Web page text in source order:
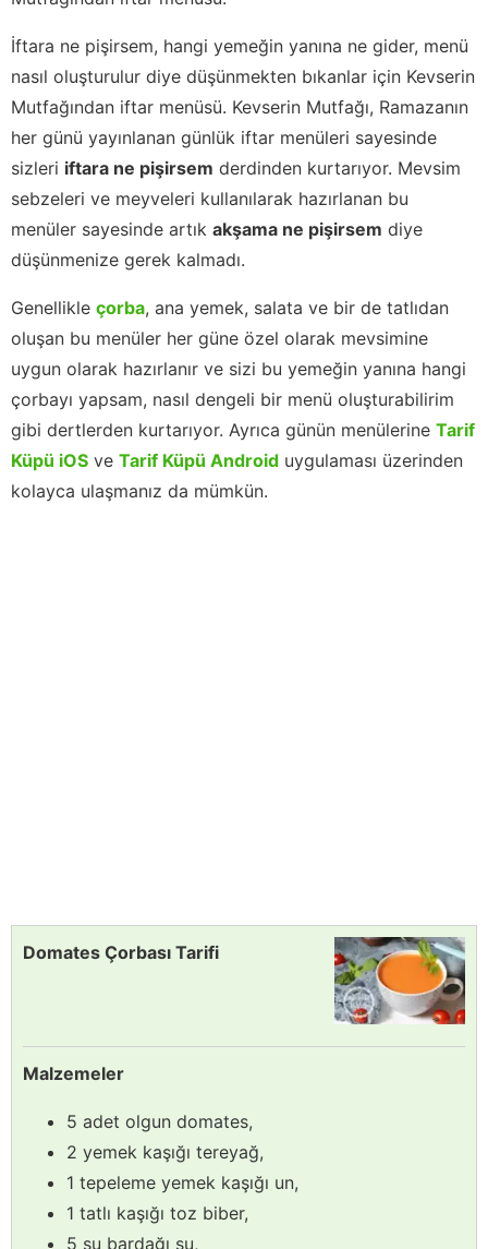
İftara ne pişirsem, hangi yemeğin yanına ne gider, menü
nasıl oluşturulur diye düşünmekten bıkanlar için Kevserin
Mutfağından iftar menüsü. Kevserin Mutfağı, Ramazanın
her günü yayınlanan günlük iftar menüleri sayesinde
sizleri iftara ne pişirsem derdinden kurtarıyor. Mevsim
sebzeleri ve meyveleri kullanılarak hazırlanan bu
menüler sayesinde artık akşama ne pişirsem diye
düşünmenize gerek kalmadı.
Genellikle çorba, ana yemek, salata ve bir de tatlıdan
oluşan bu menüler her güne özel olarak mevsimine
uygun olarak hazırlanır ve sizi bu yemeğin yanına hangi
çorbayı yapsam, nasıl dengeli bir menü oluşturabilirim
gibi dertlerden kurtarıyor. Ayrıca günün menülerine Tarif
Küpü iOS ve Tarif Küpü Android uygulaması üzerinden
kolayca ulaşmanız da mümkün.
Domates Çorbası Tarifi
Malzemeler
5 adet olgun domates,
2 yemek kaşığı tereyağ,
1 tepeleme yemek kaşığı un,
1 tatlı kaşığı toz biber,
5 su bardağı su,